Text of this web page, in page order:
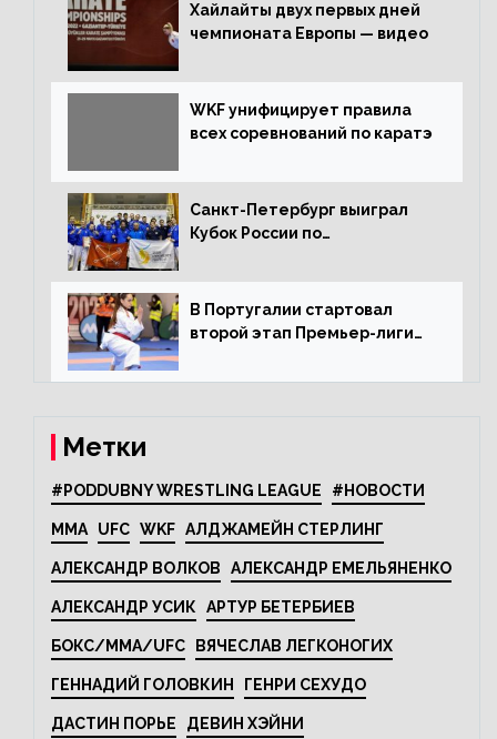
Хайлайты двух первых дней
чемпионата Европы — видео
WKF унифицирует правила
всех соревнований по каратэ
Санкт-Петербург выиграл
Кубок России по
В Португалии стартовал
второй этап Премьер-лиги
Метки
#PODDUBNY WRESTLING LEAGUE #НОВОСТИ
MMA UFC WKF АЛДЖАМЕЙН СТЕРЛИНГ
АЛЕКСАНДР ВОЛКОВ АЛЕКСАНДР ЕМЕЛЬЯНЕНКО
АЛЕКСАНДР УСИК АРТУР БЕТЕРБИЕВ
БОКС/MMA/UFC ВЯЧЕСЛАВ ЛЕГКОНОГИХ
ГЕННАДИЙ ГОЛОВКИН ГЕНРИ СЕХУДО
ДАСТИН ПОРЬЕ ДЕВИН ХЭЙНИ